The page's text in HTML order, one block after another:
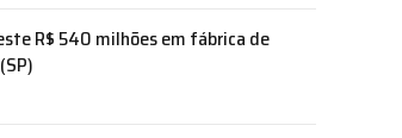
R$ 540 milhões em fábrica de